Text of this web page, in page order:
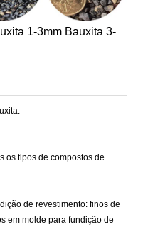
1-3mm Bauxita 3-
os tipos de compostos de
de revestimento: finos de
em molde para fundição de